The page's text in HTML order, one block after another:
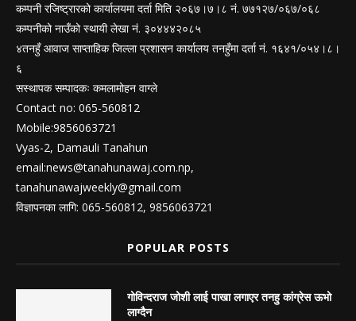
कम्पनी रजिष्ट्रारको कार्यालयमा दर्ता मिति २०६७।७।८ नं. ७७१२७/०६७/०६८
कम्पनीको नाउँको स्थायी लेखा नं. ३०४४४२०८५
४तनहुँ आवाज साप्ताहिक जिल्ला प्रशासन कार्यालय तनहुँमा दर्ता नं. १६४१/०५४।८।
६
सस्थापक सम्पादकः कमलामोहन वाग्ले
Contact no: 065-560812
Mobile:9856063721
Vyas-2, Damauli Tanahun
email:news@tanahunawaj.com.np,
tanahunawajweekly@gmail.com
विज्ञापनका लागि: 065-560812, 9856063721
POPULAR POSTS
गोविन्दराज जोशी लाई पाखा लगाएर तनहु कांग्रेस ऊभो
लाग्दैन